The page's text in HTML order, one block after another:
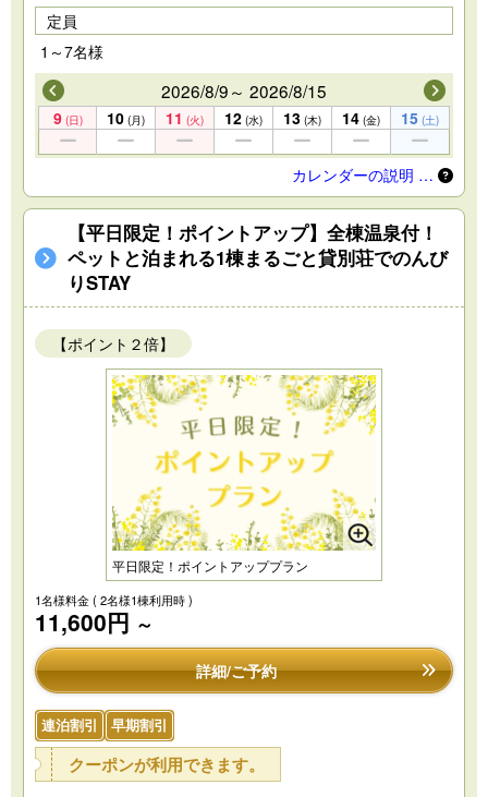
定員
1～7名様
2026/8/9～ 2026/8/15
9 (日) 10 (月) 11 (火) 12 (水) 13 (木) 14 (金) 15 (土)
カレンダーの説明 …
【平日限定！ポイントアップ】全棟温泉付！
ペットと泊まれる1棟まるごと貸別荘でのんび
りSTAY
【ポイント２倍】
平日限定！ポイントアッププラン
1名様料金( 2名様1棟利用時 )
11,600円 ～
詳細/ご予約
連泊割引 早期割引
クーポンが利用できます。